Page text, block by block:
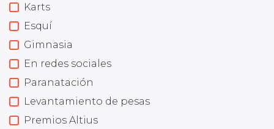
Karts
Esquí
Gimnasia
En redes sociales
Paranatación
Levantamiento de pesas
Premios Altius